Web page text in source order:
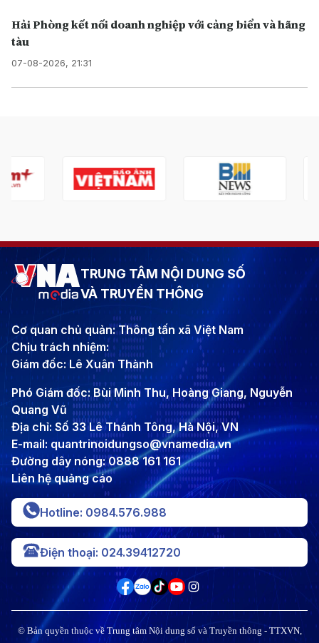
Hải Phòng kết nối doanh nghiệp với cảng biển và hãng
tàu
07-08-2026, 21:31
TRUNG TÂM NỘI DUNG SỐ
VÀ TRUYỀN THÔNG
Cơ quan chủ quản: Thông tấn xã Việt Nam
Chịu trách nhiệm:
Giám đốc: Lê Xuân Thành
Phó Giám đốc: Bùi Minh Thu, Hoàng Giang, Nguyễn
Quang Vũ
Địa chỉ: Số 33 Lê Thánh Tông, Hà Nội, VN
E-mail: quantrinoidungso@vnamedia.vn
Đường dây nóng: 0888 161 161
Liên hệ quảng cáo
Hotline: 0984.576.988
Điện thoại: 024.39412720
© Bản quyền thuộc về Trung tâm Nội dung số và Truyền thông - TTXVN,